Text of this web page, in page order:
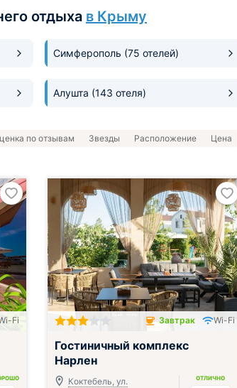
отдыха в Крыму
Симферополь (75 отелей)
Алушта (143 отеля)
по отзывам Звезды Расположение Цена
Fi
Завтрак включён
Завтрак Wi-Fi
Гостиничный комплекс
Нарлен
Коктебель, ул.
ОТЛИЧНО